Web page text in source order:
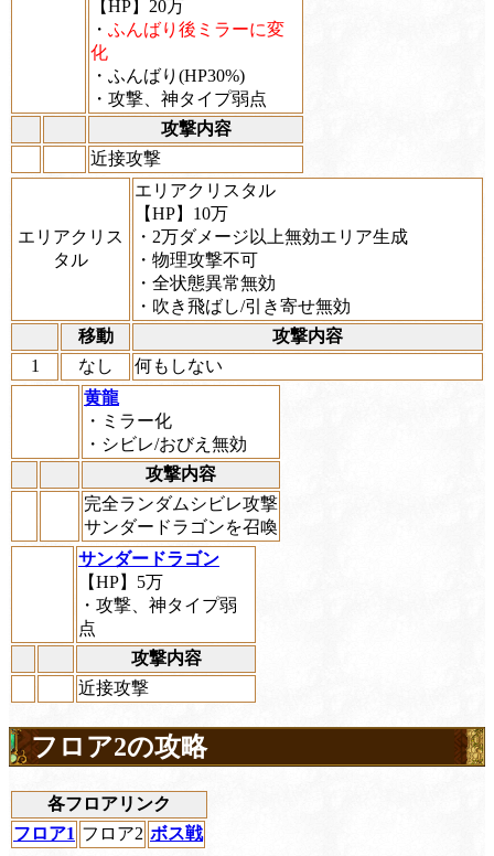
【HP】20万
・ ふんばり後ミラーに変
化
・ふんばり(HP30%)
・攻撃、神タイプ弱点
攻撃内容
近接攻撃
エリアクリス
タル
エリアクリスタル
【HP】10万
・2万ダメージ以上無効エリア生成
・物理攻撃不可
・全状態異常無効
・吹き飛ばし/引き寄せ無効
移動
攻撃内容
1
なし
何もしない
黄龍
・ミラー化
・シビレ/おびえ無効
攻撃内容
完全ランダムシビレ攻撃
サンダードラゴンを召喚
サンダードラゴン
【HP】5万
・攻撃、神タイプ弱
点
攻撃内容
近接攻撃
フロア2の攻略
各フロアリンク
フロア1 フロア2 ボス戦